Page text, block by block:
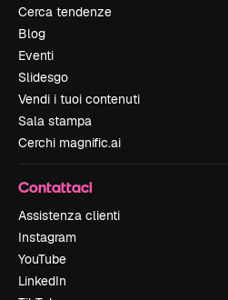
Cerca tendenze
Blog
Eventi
Slidesgo
Vendi i tuoi contenuti
Sala stampa
Cerchi magnific.ai
Contattaci
Assistenza clienti
Instagram
YouTube
LinkedIn